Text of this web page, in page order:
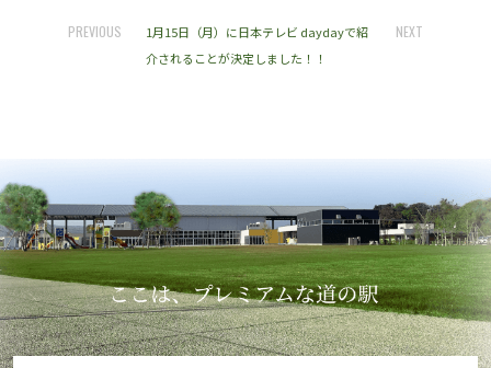
PREVIOUS
1月15日（月）に日本テレビ daydayで紹
介されることが決定しました！！
NEXT